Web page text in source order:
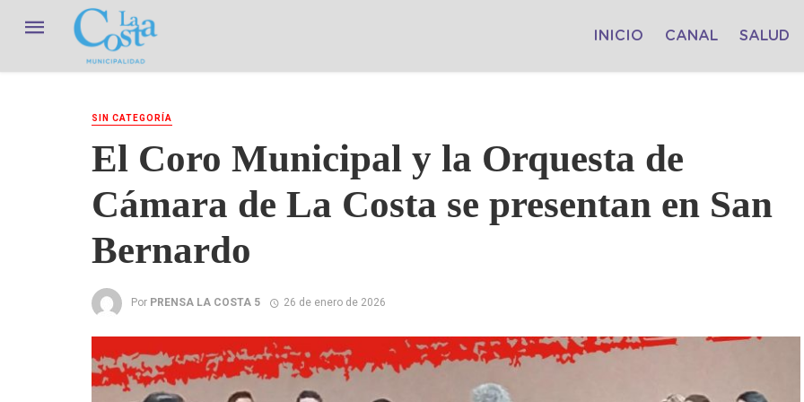
INICIO CANAL SALUD
SIN CATEGORÍA
El Coro Municipal y la Orquesta de
Cámara de La Costa se presentan en San
Bernardo
Por PRENSA LA COSTA 5 26 de enero de 2026